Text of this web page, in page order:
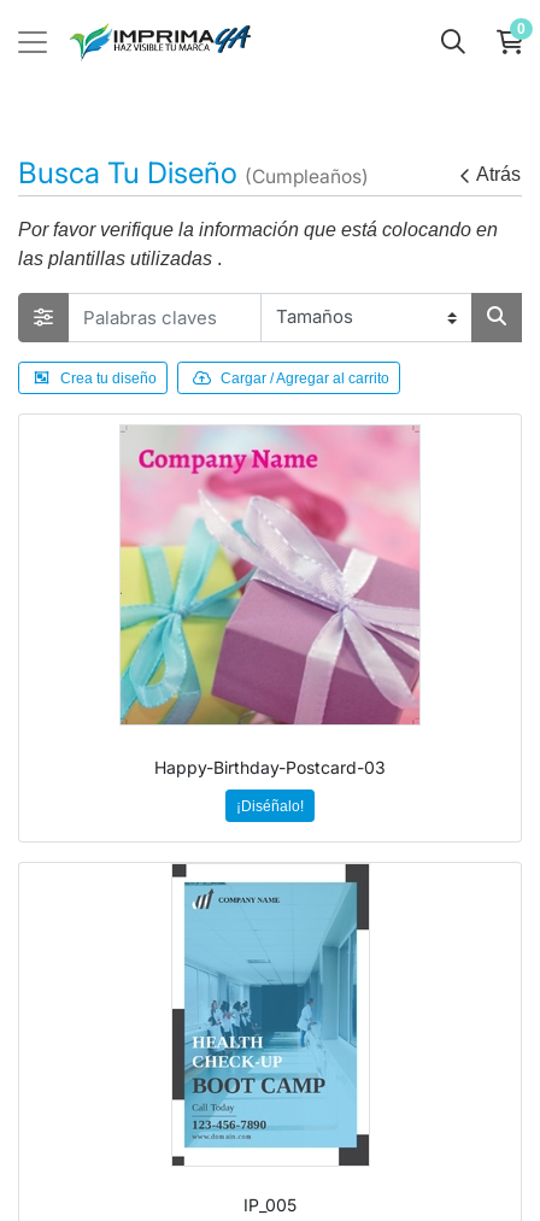
0
Busca Tu Diseño (Cumpleaños) Atrás
Por favor verifique la información que está colocando en
las plantillas utilizadas .
Crea tu diseño Cargar / Agregar al carrito
Happy-Birthday-Postcard-03
¡Diséñalo!
IP_005